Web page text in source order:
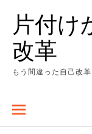
content片付け
改革
もう間違った自己改